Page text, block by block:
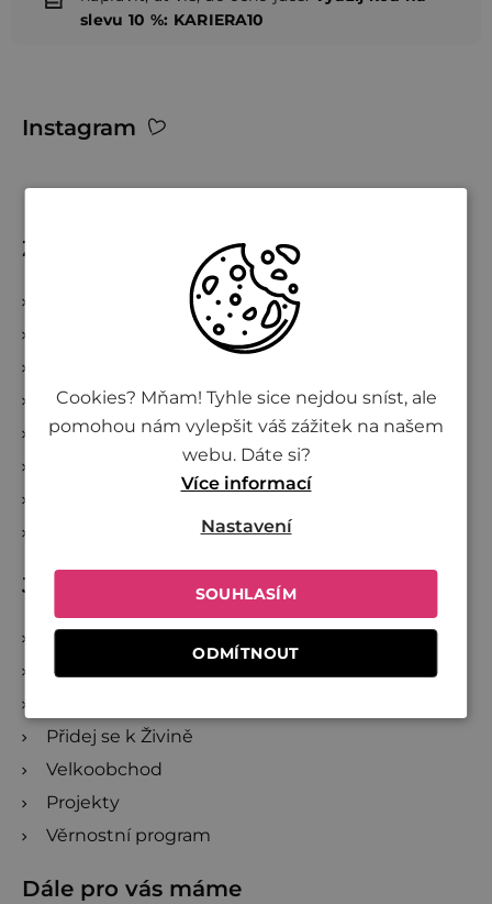
slevu 10 %: KARIERA10
Instagram
Zákaznický servis
Obchodní podmínky
Vše o nákupu
Kde nakoupit Živinu
Doprava a platba
Jsme Živina
O Živině
Společně proti plýtvání
Přidej se k Živině
Velkoobchod
Projekty
Věrnostní program
Dále pro vás máme
Cookies? Mňam! Tyhle sice nejdou sníst, ale
pomohou nám vylepšit váš zážitek na našem
webu. Dáte si?
Více informací
SOUHLASÍM
ODMÍTNOUT
Nastavení